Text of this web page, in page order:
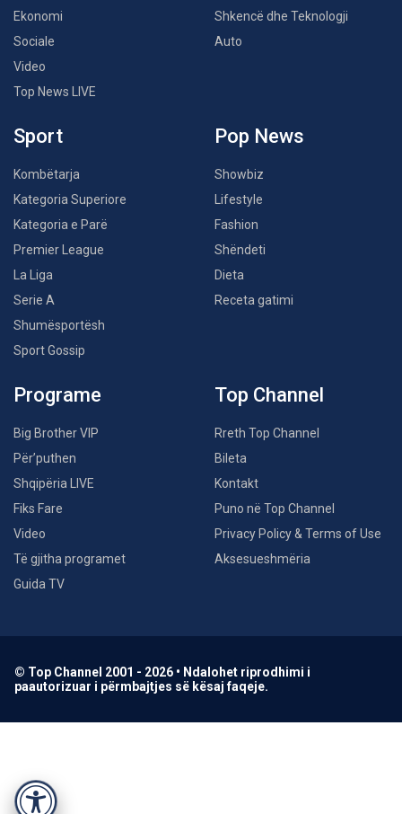
Ekonomi
Sociale
Video
Top News LIVE
Shkencë dhe Teknologji
Auto
Sport
Kombëtarja
Kategoria Superiore
Kategoria e Parë
Premier League
La Liga
Serie A
Shumësportësh
Sport Gossip
Pop News
Showbiz
Lifestyle
Fashion
Shëndeti
Dieta
Receta gatimi
Programe
Big Brother VIP
Për’puthen
Shqipëria LIVE
Fiks Fare
Video
Të gjitha programet
Guida TV
Top Channel
Rreth Top Channel
Bileta
Kontakt
Puno në Top Channel
Privacy Policy & Terms of Use
Aksesueshmëria
© Top Channel 2001 - 2026 • Ndalohet riprodhimi i
paautorizuar i përmbajtjes së kësaj faqeje.